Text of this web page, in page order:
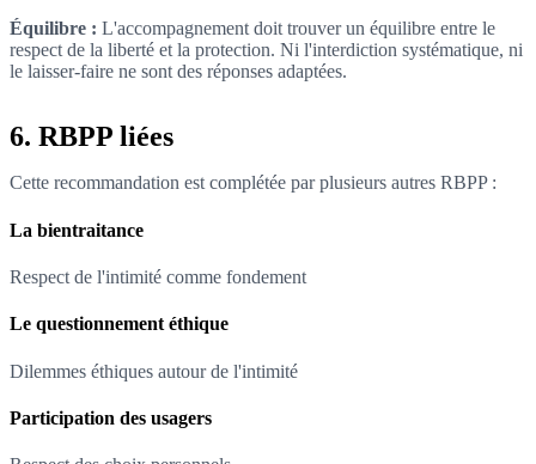
Équilibre : L'accompagnement doit trouver un équilibre entre le
respect de la liberté et la protection. Ni l'interdiction systématique, ni
le laisser-faire ne sont des réponses adaptées.
6. RBPP liées
Cette recommandation est complétée par plusieurs autres RBPP :
La bientraitance
Respect de l'intimité comme fondement
Le questionnement éthique
Dilemmes éthiques autour de l'intimité
Participation des usagers